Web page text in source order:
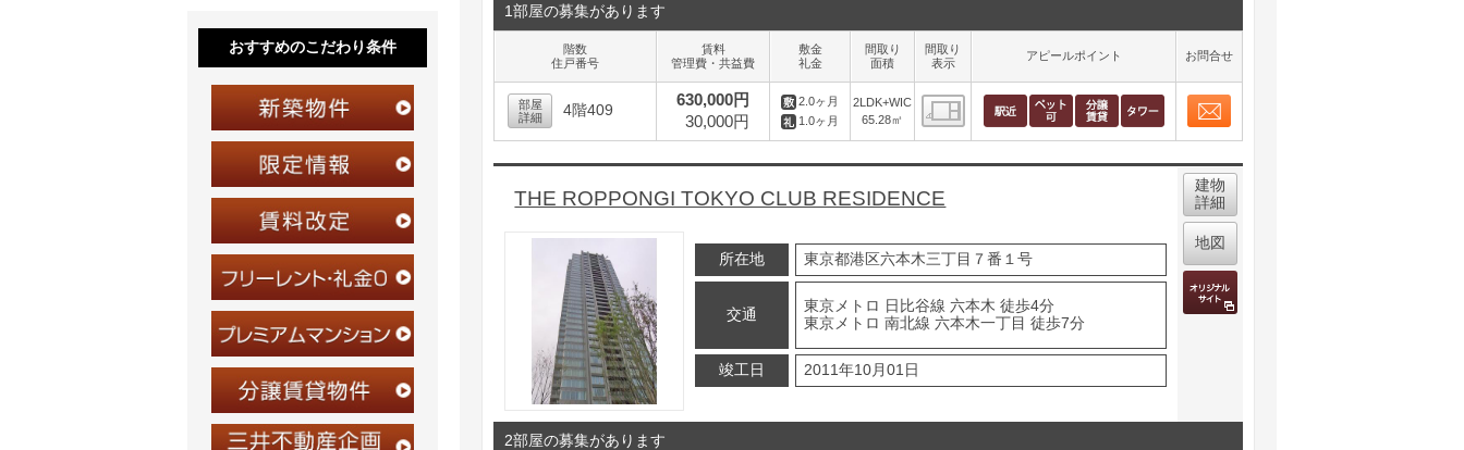
1部屋の募集があります
階数
住戸番号
賃料
管理費・共益費
敷金
礼金
間取り
面積
間取り
表示
アピールポイント お問合せ
部屋
詳細
4階409
630,000円
30,000円
2.0ヶ月
1.0ヶ月
2LDK+WIC
65.28㎡
間取り表示
THE ROPPONGI TOKYO CLUB RESIDENCE
所在地 東京都港区六本木三丁目７番１号
交通
東京メトロ 日比谷線 六本木 徒歩4分
東京メトロ 南北線 六本木一丁目 徒歩7分
竣工日 2011年10月01日
建物
詳細
地図
2部屋の募集があります
おすすめのこだわり条件